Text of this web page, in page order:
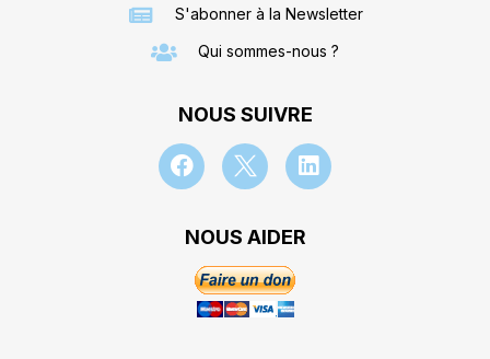
S'abonner à la Newsletter
Qui sommes-nous ?
NOUS SUIVRE
NOUS AIDER